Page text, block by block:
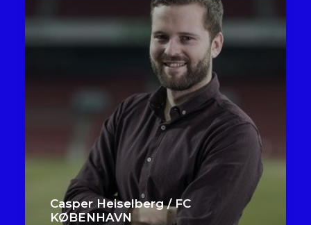
Casper Heiselberg / FC
KØBENHAVN